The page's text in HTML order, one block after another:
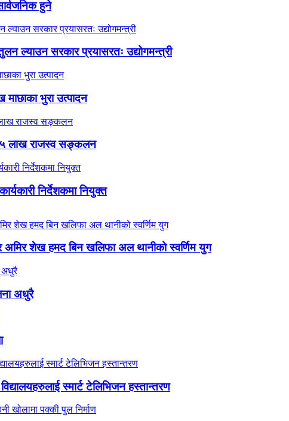
हुने
ल्याउन सरकार प्रयासरतः उद्योगमन्त्री
माछाका भुरा उत्पादन
१५ लाख राजस्व सङ्कलन
निर्देशकमा नियुक्त
शेख हमद बिन खलिफा अल थानीको स्वर्णिम युग
अधुरै
स्मार्ट टेलिभिजन हस्तान्तरण